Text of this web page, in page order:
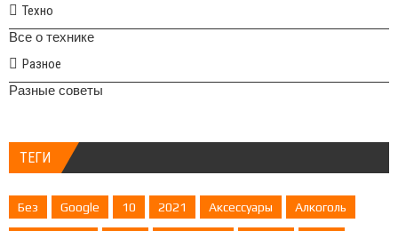
Техно
Все о технике
Разное
Разные советы
ТЕГИ
Без Google 10 2021 Аксессуары Алкоголь